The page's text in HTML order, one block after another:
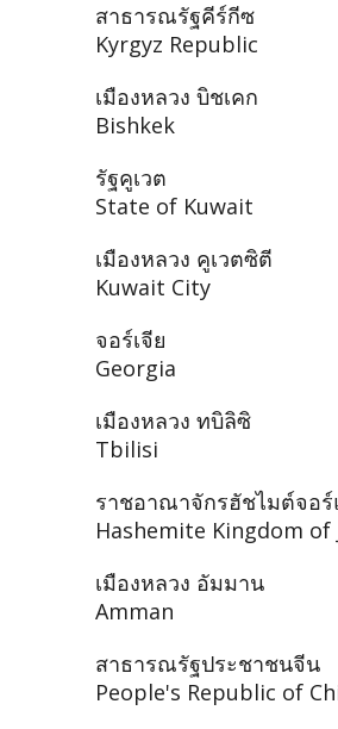
สาธารณรัฐคีร์กีซ
Kyrgyz Republic
เมืองหลวง บิชเคก
Bishkek
รัฐคูเวต
State of Kuwait
เมืองหลวง คูเวตซิตี
Kuwait City
จอร์เจีย
Georgia
เมืองหลวง ทบิลิซิ
Tbilisi
ราชอาณาจักรฮัชไมต์จอ
Hashemite Kingdom of
เมืองหลวง อัมมาน
Amman
สาธารณรัฐประชาชนจีน
People's Republic of